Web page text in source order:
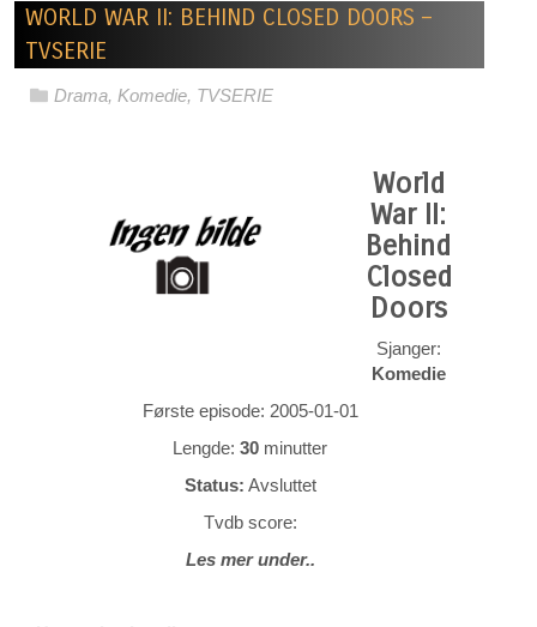
WORLD WAR II: BEHIND CLOSED DOORS –
TVSERIE
Drama, Komedie, TVSERIE
World
War II:
Behind
Closed
Doors
Sjanger:
Komedie
Første episode: 2005-01-01
Lengde:30 minutter
Status: Avsluttet
Tvdb score:
Les mer under..